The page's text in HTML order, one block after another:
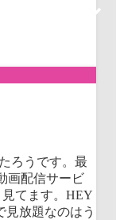
ろうです。最
画配信サービ
てます。HEY
見放題なのはう